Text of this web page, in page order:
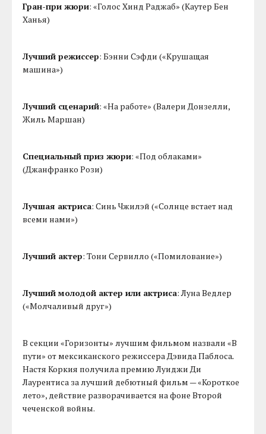
Гран-при жюри: «Голос Хинд Раджаб» (Каутер Бен
Ханья)
Лучший режиссер: Бэнни Сэфди («Крушащая
машина»)
Лучший сценарий: «На работе» (Валери Донзелли,
Жиль Маршан)
Специальный приз жюри: «Под облаками»
(Джанфранко Рози)
Лучшая актриса: Синь Чжилэй («Солнце встает над
всеми нами»)
Лучший актер: Тони Сервилло («Помилование»)
Лучший молодой актер или актриса: Луна Ведлер
(«Молчаливый друг»)
В секции «Горизонты» лучшим фильмом назвали «В
пути» от мексиканского режиссера Дэвида Паблоса.
Настя Коркия получила премию Луиджи Ди
Лаурентиса за лучший дебютный фильм — «Короткое
лето», действие разворачивается на фоне Второй
чеченской войны.